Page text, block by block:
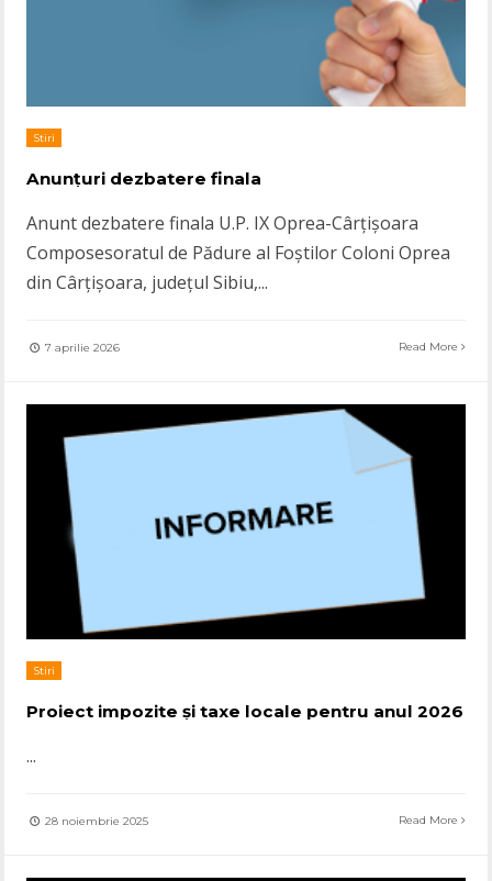
Stiri
Anunțuri dezbatere finala
Anunt dezbatere finala U.P. IX Oprea-Cârțișoara
Composesoratul de Pădure al Foștilor Coloni Oprea
din Cârțișoara, județul Sibiu,...
7 aprilie 2026 Read More
Stiri
Proiect impozite și taxe locale pentru anul 2026
...
28 noiembrie 2025 Read More